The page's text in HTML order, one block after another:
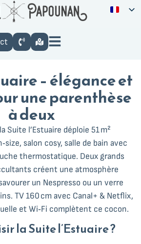
– élégance et
une parenthèse
à deux
Suite l’Estuaire déploie 51 m²
salon cosy, salle de bain avec
thermostatique. Deux grands
créent une atmosphère
un Nespresso ou un verre
TV 160 cm avec Canal+ & Netflix,
et Wi‑Fi complètent ce cocon.
la Suite l’Estuaire ?